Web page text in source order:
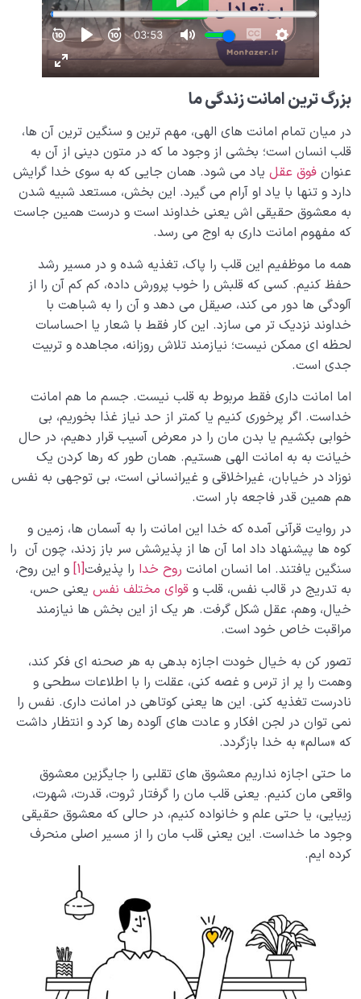
مقایسه نتیجه مداومت در خیر و شر؛ چرا خیر ماندگار است
و شر نابود شدنی؟
چرا در معارف اسلامی اهل بیت (علیهم السلام) کانون خیر و
برکت معرفی شده اند؟
عمل
مثبت اندیشی اسلامی از چه دیدگاهی سرچشمه گرفته و
چگونه به اصلاح سبک زندگی می انجامد؟
نقش صبر در کسب قلب سلیم چیست؟ آیا صبر اکسیر
سلامت قلب است؟
صبر یعنی چه و انواع صبر کدامند؟ صبر چه نقشی در
سرنوشت ما دارد؟
آیا سلامت قلب انسان در گرو کنترل خیال اوست؟ ضرورت
کنترل خیال چیست؟
سازگاری قلب با برزخ چه تأثیری در سرنوشت و عاقبت ما در
آیا وابستگی های روانی ما می توانند سلامت روح و قلبمان را
تهدید کنند؟
شوق مرگ چیست، چرا ایجاد می شود و آیا شوق مرگ نشانه
ای از افسردگی است؟
نشانه های قلب سلیم چیست؟ کدام خصوصیات افراد به ما
سلامت نفس آنها را نشان می‌دهد؟
آیا شناخت و اصلاح ریشه های رفتار انسان منجر به سلامت
قلب می شود؟
پل صراط چیست؟ پل صراط حقیقتی انکار ناپذیر است یا
تنها یک استعاره دینی است؟
راه عبور از صراط چیست؟ آیا میانبری کوتاه برای عبور سریع از
صراط وجود دارد؟
رضایت از خداوند؛ نشانه ای از سلامت قلب یا واکنشی به
شرایط؟
بزرگ ترین امانت زندگی ما چیست و امانت داری از آن چه
نقشی در شفای قلب ما دارد؟
معرفی 3 ذکر کلیدی برای آرامش و سلامت قلب؛ مهمترین
ذکرهای سلامت قلب کدام است؟
منشا عشق در انسان چیست؛ ما عاشق شخص می شویم یا
ویژگی های او؟
روش درمان بیماری های روحی چیست؛ آیا درمان قطعی
بزرگ ترین امانت زندگی ما
در میان تمام امانت های الهی، مهم ترین و سنگین ترین آن ها،
قلب انسان است؛ بخشی از وجود ما که در متون دینی از آن به
عنوان فوق عقل یاد می شود. همان جایی که به سوی خدا گرایش
دارد و تنها با یاد او آرام می گیرد. این بخش، مستعد شبیه شدن
به معشوق حقیقی اش یعنی خداوند است و درست همین جاست
که مفهوم امانت داری به اوج می رسد.
همه ما موظفیم این قلب را پاک، تغذیه شده و در مسیر رشد
حفظ کنیم. کسی که قلبش را خوب پرورش داده، کم کم آن را از
آلودگی ها دور می کند، صیقل می دهد و آن را به شباهت با
خداوند نزدیک تر می سازد. این کار فقط با شعار یا احساسات
لحظه ای ممکن نیست؛ نیازمند تلاش روزانه، مجاهده و تربیت
جدی است.
اما امانت داری فقط مربوط به قلب نیست. جسم ما هم امانت
خداست. اگر پرخوری کنیم یا کمتر از حد نیاز غذا بخوریم، بی
خوابی بکشیم یا بدن مان را در معرض آسیب قرار دهیم، در حال
خیانت به به امانت الهی هستیم. همان طور که رها کردن یک
نوزاد در خیابان، غیراخلاقی و غیرانسانی است، بی توجهی به نفس
هم همین قدر فاجعه بار است.
در روایت قرآنی آمده که خدا این امانت را به آسمان ها، زمین و
کوه ها پیشنهاد داد اما آن ها از پذیرشش سر باز زدند، چون آن را
سنگین یافتند. اما انسان امانت روح خدا را پذیرفت[1]
و این روح،
به تدریج در قالب نفس، قلب و قوای مختلف نفس یعنی حس،
خیال، وهم، عقل شکل گرفت. هر یک از این بخش ها نیازمند
مراقبت خاص خود است.
تصور کن به خیال خودت اجازه بدهی به هر صحنه ای فکر کند،
وهمت را پر از ترس و غصه کنی، عقلت را با اطلاعات سطحی و
نادرست تغذیه کنی. این ها یعنی کوتاهی در امانت داری. نفس را
نمی توان در لجن افکار و عادت های آلوده رها کرد و انتظار داشت
که «سالم» به خدا بازگردد.
ما حتی اجازه نداریم معشوق های تقلبی را جایگزین معشوق
واقعی مان کنیم. یعنی قلب مان را گرفتار ثروت، قدرت، شهرت،
زیبایی، یا حتی علم و خانواده کنیم، در حالی که معشوق حقیقی
وجود ما خداست. این یعنی قلب مان را از مسیر اصلی منحرف
کرده ایم.